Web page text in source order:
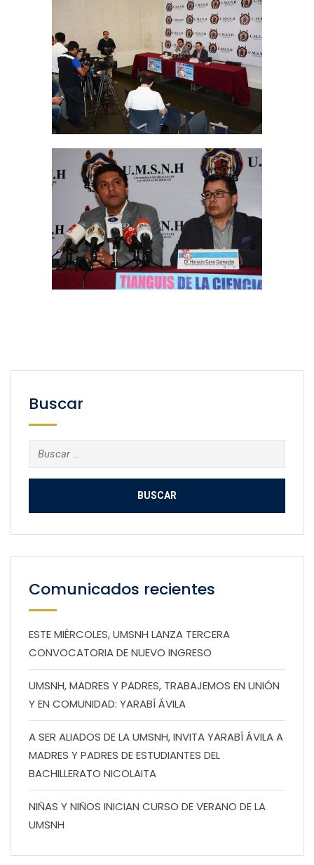
Buscar
Buscar:
Comunicados recientes
ESTE MIÉRCOLES, UMSNH LANZA TERCERA
CONVOCATORIA DE NUEVO INGRESO
UMSNH, MADRES Y PADRES, TRABAJEMOS EN UNIÓN
Y EN COMUNIDAD: YARABÍ ÁVILA
A SER ALIADOS DE LA UMSNH, INVITA YARABÍ ÁVILA A
MADRES Y PADRES DE ESTUDIANTES DEL
BACHILLERATO NICOLAITA
NIÑAS Y NIÑOS INICIAN CURSO DE VERANO DE LA
UMSNH